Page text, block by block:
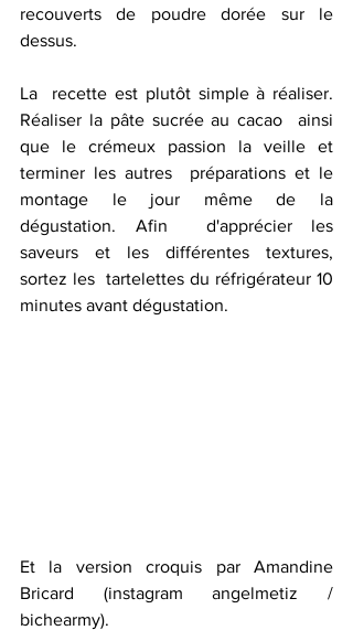
recouverts de poudre dorée sur le
dessus.
La  recette est plutôt simple à réaliser.
Réaliser la pâte sucrée au cacao  ainsi
que le crémeux passion la veille et
terminer les autres  préparations et le
montage le jour même de la
dégustation. Afin  d'apprécier les
saveurs et les différentes textures,
sortez les  tartelettes du réfrigérateur 10
minutes avant dégustation.
Et la version croquis par Amandine
Bricard (instagram angelmetiz /
bichearmy).